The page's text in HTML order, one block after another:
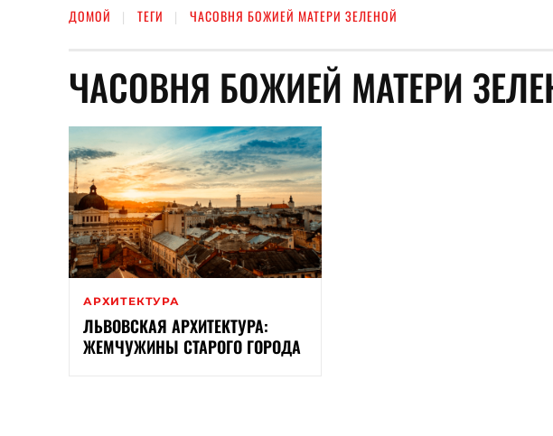
ДОМОЙ ТЕГИ ЧАСОВНЯ БОЖИЕЙ МАТЕРИ ЗЕЛЕНОЙ
ЧАСОВНЯ БОЖИЕЙ МАТЕРИ
АРХИТЕКТУРА
ЛЬВОВСКАЯ АРХИТЕКТУРА:
ЖЕМЧУЖИНЫ СТАРОГО ГОРОДА